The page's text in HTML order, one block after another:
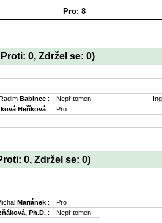
Pro: 8
0, Zdržel se: 0)
Babinec : Nepřítomen
Heříková : Pro
0, Zdržel se: 0)
Mariánek :
Pro
Ph.D. : Nepřítomen